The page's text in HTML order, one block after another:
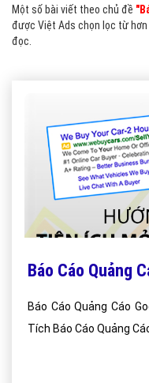
Một số bài viết theo chủ đề
được Việt Ads chọn lọc từ
đọc.
Báo Cáo Quảng
Báo Cáo Quảng Cáo
Tích Báo Cáo Quảng